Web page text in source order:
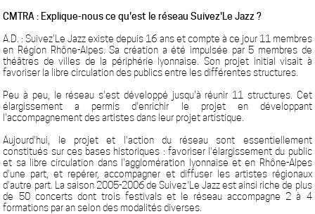
CMTRA : Explique-nous ce qu'est le réseau Suivez'Le Jazz ?
A.D. : Suivez'Le Jazz existe depuis 16 ans et compte à ce jour 11 membres
en Région Rhône-Alpes. Sa création a été impulsée par 5 membres de
théâtres de villes de la périphérie lyonnaise. Son projet initial visait à
favoriser la libre circulation des publics entre les différentes structures.
Peu à peu, le réseau s'est développé jusqu'à réunir 11 structures. Cet
élargissement a permis d'enrichir le projet en développant
l'accompagnement des artistes dans leur projet artistique.
Aujourd'hui, le projet et l'action du réseau sont essentiellement
constitués sur ces bases historiques : favoriser l'élargissement du public
et sa libre circulation dans l'agglomération lyonnaise et en Rhône-Alpes
d'une part, et repérer, accompagner et diffuser les artistes régionaux
d'autre part. La saison 2005-2006 de Suivez'Le Jazz est ainsi riche de plus
de 50 concerts dont trois festivals et le réseau accompagne 2 à 4
formations par an selon des modalités diverses.